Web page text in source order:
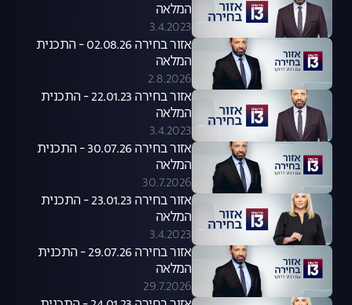
המלאה
3.4.2023
אזור בחירה 02.08.26 - התכנית
המלאה
2.8.2026
אזור בחירה 22.01.23 - התכנית
המלאה
3.4.2023
אזור בחירה 30.07.26 - התכנית
המלאה
30.7.2026
אזור בחירה 23.01.23 - התכנית
המלאה
3.4.2023
אזור בחירה 29.07.26 - התכנית
המלאה
29.7.2026